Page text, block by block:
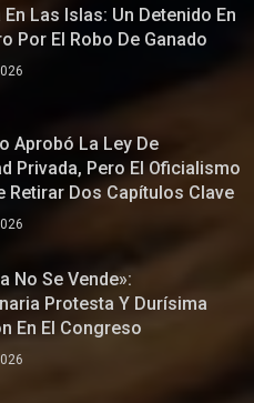
Las Islas: Un Detenido En
Por El Robo De Ganado
Aprobó La Ley De
Privada, Pero El Oficialismo
Retirar Dos Capítulos Clave
No Se Vende»:
Protesta Y Durísima
En El Congreso